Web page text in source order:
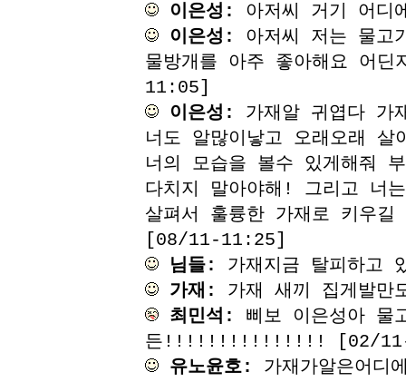
이은성:
아저씨 거기 어
이은성:
아저씨 저는 물고
물방개를 아주 좋아해요 어
11:05]
이은성:
가재알 귀엽다 가
너도 알많이낳고 오래오래 살
너의 모습을 볼수 있게해줘
다치지 말아야해! 그리고 너
살펴서 훌륭한 가재로 키우
[08/11-11:25]
님들:
가재지금 탈피하
가재:
가재 새끼 집게발
최민석:
삐보 이은성아 물
든!!!!!!!!!!!!!!! [02/11-
유노윤호:
가재가알은어